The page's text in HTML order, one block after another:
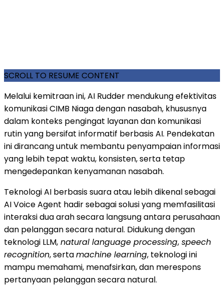
SCROLL TO RESUME CONTENT
Melalui kemitraan ini, AI Rudder mendukung efektivitas
komunikasi CIMB Niaga dengan nasabah, khususnya
dalam konteks pengingat layanan dan komunikasi
rutin yang bersifat informatif berbasis AI. Pendekatan
ini dirancang untuk membantu penyampaian informasi
yang lebih tepat waktu, konsisten, serta tetap
mengedepankan kenyamanan nasabah.
Teknologi AI berbasis suara atau lebih dikenal sebagai
AI Voice Agent hadir sebagai solusi yang memfasilitasi
interaksi dua arah secara langsung antara perusahaan
dan pelanggan secara natural. Didukung dengan
teknologi LLM, natural language processing, speech
recognition, sertamachine learning, teknologi ini
mampu memahami, menafsirkan, dan merespons
pertanyaan pelanggan secara natural.